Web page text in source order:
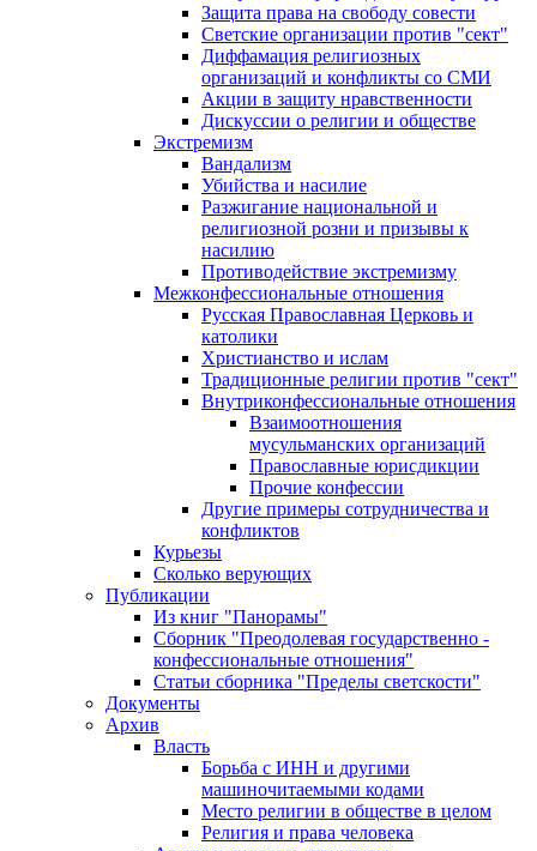
Защита права на свободу совести
Светские организации против "сект"
Диффамация религиозных
организаций и конфликты со СМИ
Акции в защиту нравственности
Дискуссии о религии и обществе
Экстремизм
Вандализм
Убийства и насилие
Разжигание национальной и
религиозной розни и призывы к
насилию
Противодействие экстремизму
Межконфессиональные отношения
Русская Православная Церковь и
католики
Христианство и ислам
Традиционные религии против "сект"
Внутриконфессиональные отношения
Взаимоотношения
мусульманских организаций
Православные юрисдикции
Прочие конфессии
Другие примеры сотрудничества и
конфликтов
Курьезы
Сколько верующих
Публикации
Из книг "Панорамы"
Сборник "Преодолевая государственно -
конфессиональные отношения"
Статьи сборника "Пределы светскости"
Документы
Архив
Власть
Борьба с ИНН и другими
машиночитаемыми кодами
Место религии в обществе в целом
Религия и права человека